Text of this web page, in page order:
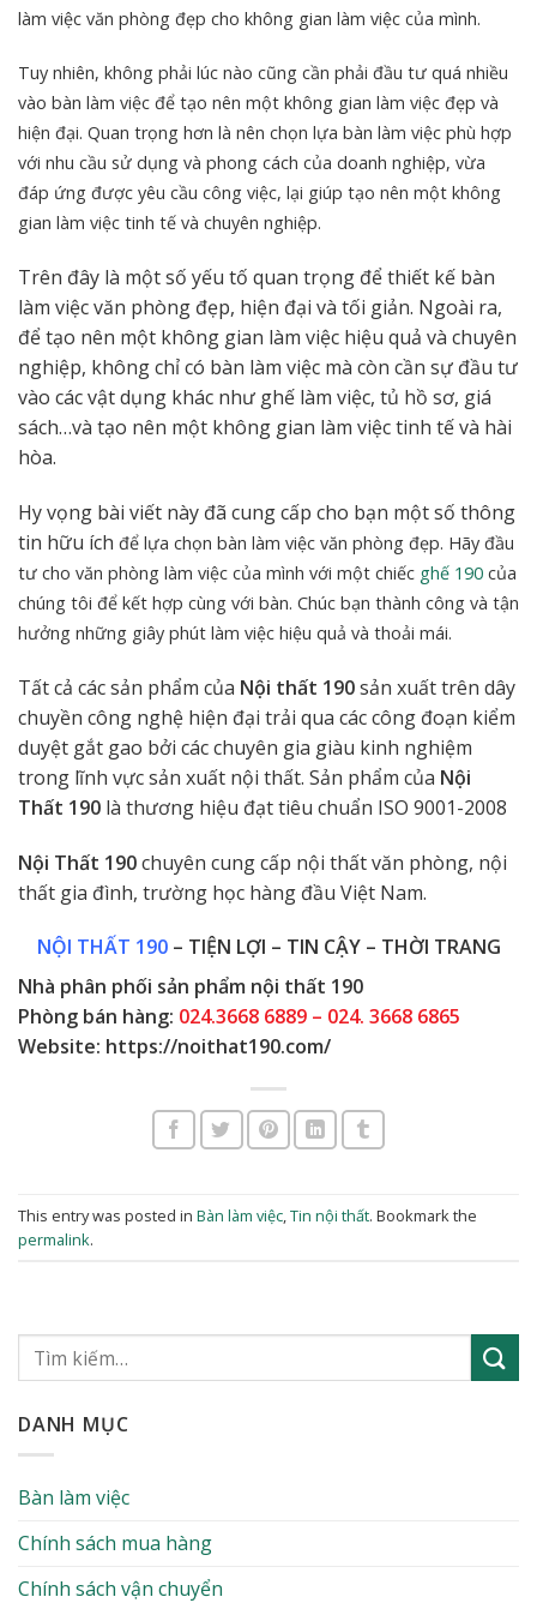
làm việc văn phòng đẹp cho không gian làm việc của mình.
Tuy nhiên, không phải lúc nào cũng cần phải đầu tư quá nhiều
vào bàn làm việc để tạo nên một không gian làm việc đẹp và
hiện đại. Quan trọng hơn là nên chọn lựa bàn làm việc phù hợp
với nhu cầu sử dụng và phong cách của doanh nghiệp, vừa
đáp ứng được yêu cầu công việc, lại giúp tạo nên một không
gian làm việc tinh tế và chuyên nghiệp.
Trên đây là một số yếu tố quan trọng để thiết kế bàn
làm việc văn phòng đẹp, hiện đại và tối giản. Ngoài ra,
để tạo nên một không gian làm việc hiệu quả và chuyên
nghiệp, không chỉ có bàn làm việc mà còn cần sự đầu tư
vào các vật dụng khác như ghế làm việc, tủ hồ sơ, giá
sách…và tạo nên một không gian làm việc tinh tế và hài
hòa.
Hy vọng bài viết này đã cung cấp cho bạn một số thông
tin hữu ích để lựa chọn bàn làm việc văn phòng đẹp. Hãy đầu
tư cho văn phòng làm việc của mình với một chiếc ghế 190 của
chúng tôi để kết hợp cùng với bàn. Chúc bạn thành công và tận
hưởng những giây phút làm việc hiệu quả và thoải mái.
Tất cả các sản phẩm của Nội thất 190sản xuất trên dây
chuyền công nghệ hiện đại trải qua các công đoạn kiểm
duyệt gắt gao bởi các chuyên gia giàu kinh nghiệm
trong lĩnh vực sản xuất nội thất. Sản phẩm của Nội
Thất 190 là thương hiệu đạt tiêu chuẩn ISO 9001-2008
Nội Thất 190chuyên cung cấp nội thất văn phòng, nội
thất gia đình, trường học hàng đầu Việt Nam.
NỘI THẤT 190– TIỆN LỢI – TIN CẬY – THỜI TRANG
Nhà phân phối sản phẩm nội thất 190
Phòng bán hàng: 024.3668 6889 – 024. 3668 6865
Website: https://noithat190.com/
This entry was posted in Bàn làm việc,Tin nội thất. Bookmark the
permalink.
DANH MỤC
Bàn làm việc
Chính sách mua hàng
Chính sách vận chuyển